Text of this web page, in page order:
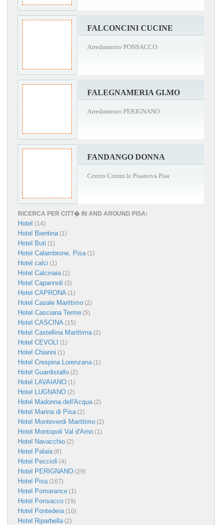
FALCONCINI CUCINE
Arredamento PONSACCO
FALEGNAMERIA GI.MO
Arredamento PERIGNANO
FANDANGO DONNA
Centro Comm.le Pisanova Pisa
RICERCA PER CITT� IN AND AROUND PISA:
Hotel (14)
Hotel Bientina(1)
Hotel Buti (1)
Hotel Calambrone, Pisa(1)
Hotel calci (1)
Hotel Calcinaia(1)
Hotel Capannoli (3)
Hotel CAPRONA (1)
Hotel Casale Marittimo (2)
Hotel Casciana Terme (5)
Hotel CASCINA (15)
Hotel Castellina Marittima(2)
Hotel CEVOLI (1)
Hotel Chianni (1)
Hotel Crespina Lorenzana(1)
Hotel Guardistallo (2)
Hotel LAVAIANO (1)
Hotel LUGNANO (2)
Hotel Madonna dell'Acqua(2)
Hotel Marina di Pisa(2)
Hotel Monteverdi Marittimo (2)
Hotel Montopoli Val d'Arno (1)
Hotel Navacchio (2)
Hotel Palaia(6)
Hotel Peccioli (4)
Hotel PERIGNANO (29)
Hotel Pisa(167)
Hotel Pomarance (1)
Hotel Ponsacco (19)
Hotel Pontedera(10)
Hotel Riparbella(2)